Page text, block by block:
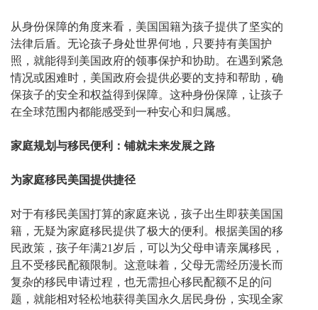
从身份保障的角度来看，美国国籍为孩子提供了坚实的
法律后盾。无论孩子身处世界何地，只要持有美国护
照，就能得到美国政府的领事保护和协助。在遇到紧急
情况或困难时，美国政府会提供必要的支持和帮助，确
保孩子的安全和权益得到保障。这种身份保障，让孩子
在全球范围内都能感受到一种安心和归属感。
家庭规划与移民便利：铺就未来发展之路
为家庭移民美国提供捷径
对于有移民美国打算的家庭来说，孩子出生即获美国国
籍，无疑为家庭移民提供了极大的便利。根据美国的移
民政策，孩子年满21岁后，可以为父母申请亲属移民，
且不受移民配额限制。这意味着，父母无需经历漫长而
复杂的移民申请过程，也无需担心移民配额不足的问
题，就能相对轻松地获得美国永久居民身份，实现全家